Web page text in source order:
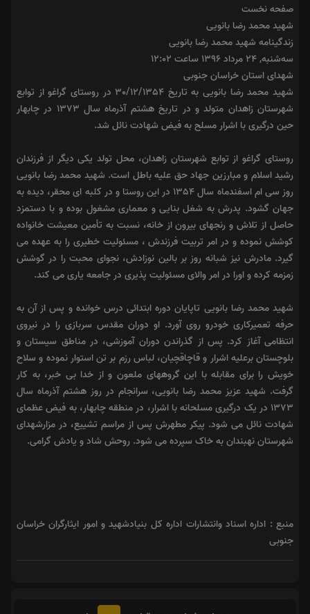
صفحه نخست
شهید محمد رضا بانویی
زندگینامه شهید محمد رضا بانویی
سه‌شنبه, ۲۴ مرداد ۱۳۹۶ ساعت ۱۲:۰۲
شهدای استان خراسان جنوبی
شهید محمد رضا بانویی به تاریخ 30/12/1354 در روستای گراغو از توابع
شهرستان زاهدان متولد و در تاریخ هشتم آذرماه سال 1373 در چابهار
حین درگیری با اشرار مسلح به فیض شهادت نائل شد.
روستای گراغو از توابع شهرستان زاهدان، محل تولد یکی دیگر از فرزندان
رشید اسلام و مبارزین جهاد حق علیه باطل است. شهید محمد رضا بانویی
روز سی ام اسفندماه سال 1354 در این روستا و در کلبه ای محقر، دیده به
جهان گشود. پدرش به شغل بنایی و معماری مشغول بوده و با دستمزد
حاصل از تلاش و رنجهای بیرون از خانه، نسبت به تأمین معیشت خانواده
کوشش نموده و در امر تربیت فرزندش ، مسئولیت خطیری را به عهده می
گیرد. مادرش نیز شبانه روز بر بالین نوزادش، نجوای محبت را در گوشش
زمزمه کرده و اورا در امر والای مسئولیت پذیری در جامعه یاری می کند.
شهید محمد رضا بانویی تاپایان دوره ابتدائی درس خوانده و پس از آن به
حرفه تعمیرکاری خودرو روی آورد. او دوران مقدس سربازی را در نیروی
انتظامی آغاز کرد. پس از گذراندن دوران آموزشی، در مناطق سیستان و
بلوچستان برعلیه اشرار و قاچاقچیان، لباس رزم بر تن استوار نموده و سلاح
خویش را برای مقابله با این گروههای ملعون و از خدا بی خبر، به کار
گرفت. شهید عزیز محمد رضا بانویی، سرانجام در روز هشتم آذرماه سال
1373 در یک درگیری مسلحانه با اشرار، در منطقه چابهار، به فیض عظمای
شهادت نائل می شود. پیکر مطهرش پس از مراسم تشییع، در مزارشهدای
شهرستان نهبندان به خاک سپرده می شود. روحش شاد و یادش گرامی.
منبع : اداره اسناد وانتشارات اداره کل بنیادشهید و امور ایثارگران خراسان
جنوبی